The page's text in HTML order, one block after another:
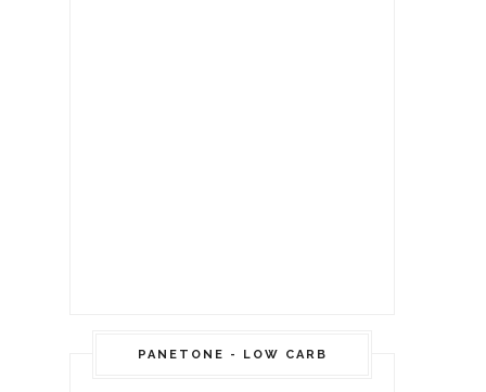
PANETONE - LOW CARB